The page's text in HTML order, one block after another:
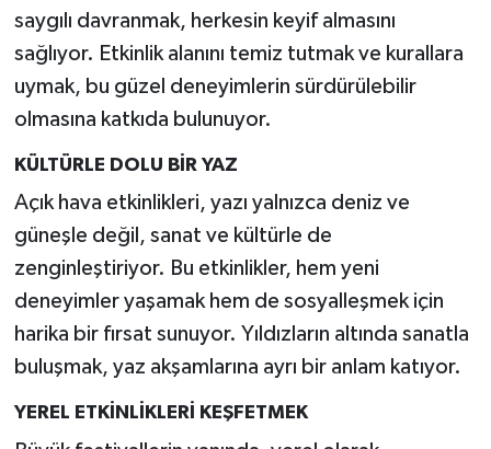
saygılı davranmak, herkesin keyif almasını
sağlıyor. Etkinlik alanını temiz tutmak ve kurallara
uymak, bu güzel deneyimlerin sürdürülebilir
olmasına katkıda bulunuyor.
KÜLTÜRLE DOLU BİR YAZ
Açık hava etkinlikleri, yazı yalnızca deniz ve
güneşle değil, sanat ve kültürle de
zenginleştiriyor. Bu etkinlikler, hem yeni
deneyimler yaşamak hem de sosyalleşmek için
harika bir fırsat sunuyor. Yıldızların altında sanatla
buluşmak, yaz akşamlarına ayrı bir anlam katıyor.
YEREL ETKİNLİKLERİ KEŞFETMEK